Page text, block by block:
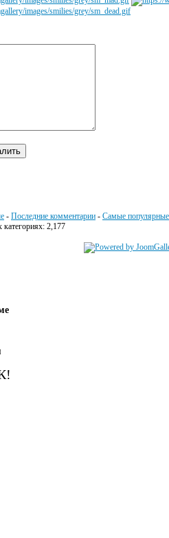
- Последние комментарии - Самые популярные
2,177